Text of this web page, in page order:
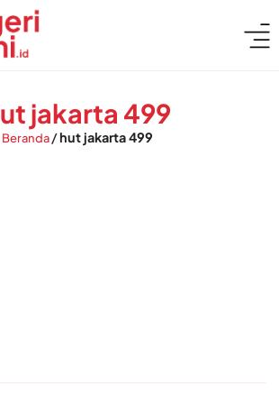
jakarta 499
Beranda/hut jakarta 499